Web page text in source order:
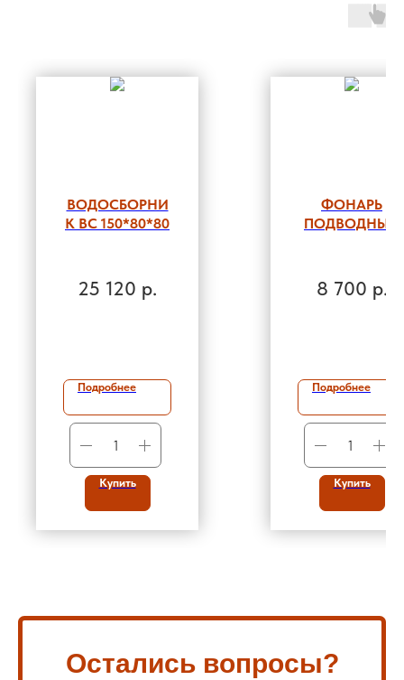
ВОДОСБОРНИ
К ВС 150*80*80
25 120 р.
Подробнее
Купить
ФОНАРЬ
ПОДВОДНЫЙ
"ЭКОТОН-8"
8 700 р.
Подробнее
Купить
Остались вопросы?